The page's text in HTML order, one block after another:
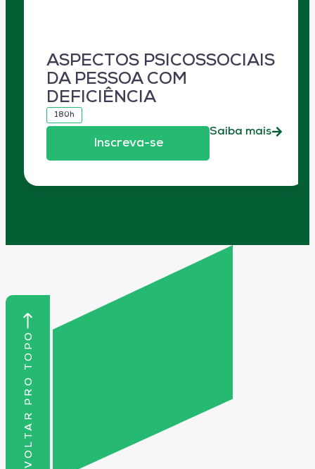
ASPECTOS PSICOSSOCIAIS
DA PESSOA COM
DEFICIÊNCIA
180h
Inscreva-se
Saiba mais
VOLTAR PRO TOPO